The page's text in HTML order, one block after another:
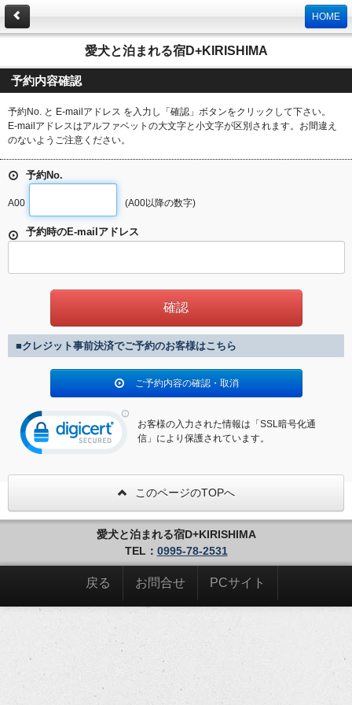
HOME
愛犬と泊まれる宿D+KIRISHIMA
予約内容確認
予約No. と E-mailアドレス を入力し「確認」ボタンをクリックして下さい。
E-mailアドレスはアルファベットの大文字と小文字が区別されます。お間違え
のないようご注意ください。
予約No.
A00 (A00以降の数字)
予約時のE-mailアドレス
■クレジット事前決済でご予約のお客様はこちら
ご予約内容の確認・取消
お客様の入力された情報は「SSL暗号化通
信」により保護されています。
このページのTOPへ
愛犬と泊まれる宿D+KIRISHIMA
TEL： 0995-78-2531
戻る お問合せ PCサイト